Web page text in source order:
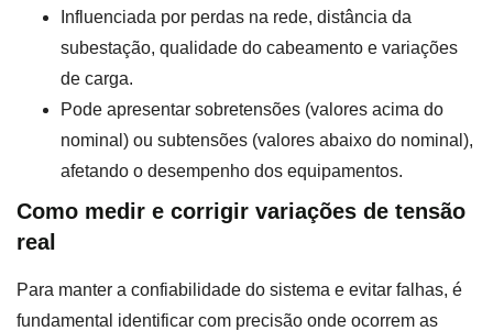
Influenciada por perdas na rede, distância da
subestação, qualidade do cabeamento e variações
de carga.
Pode apresentar sobretensões (valores acima do
nominal) ou subtensões (valores abaixo do nominal),
afetando o desempenho dos equipamentos.
Como medir e corrigir variações de tensão
real
Para manter a confiabilidade do sistema e evitar falhas, é
fundamental identificar com precisão onde ocorrem as